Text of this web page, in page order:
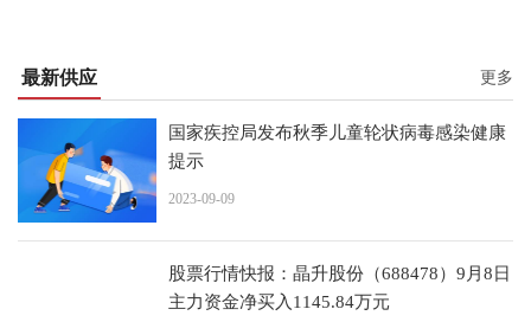
最新供应 更多
国家疾控局发布秋季儿童轮状病毒感染健康
提示
2023-09-09
股票行情快报：晶升股份（688478）9月8日
主力资金净买入1145.84万元